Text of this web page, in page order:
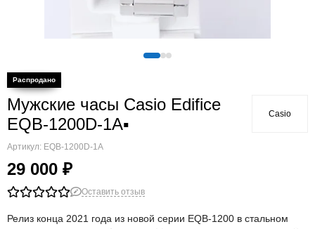
Мужские часы Casio Edifice
EQB-1200D-1A▪
Артикул: EQB-1200D-1A
29 000 ₽
Casio
Оставить отзыв
Релиз конца 2021 года из новой серии EQB-1200 в стальном